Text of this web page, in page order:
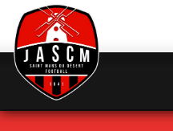
Panneau de gestion des